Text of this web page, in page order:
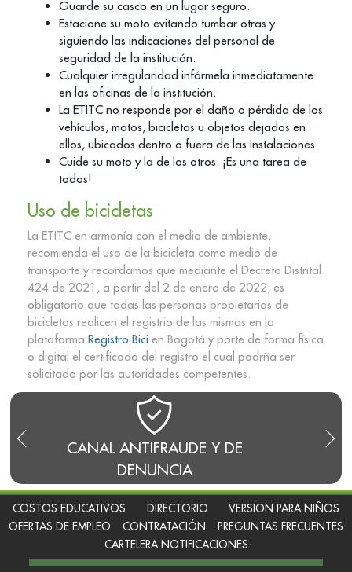
BLOG DEL RECTOR
Guarde su casco en un lugar seguro.
Estacione su moto evitando tumbar otras y
siguiendo las indicaciones del personal de
seguridad de la institución.
Cualquier irregularidad infórmela inmediatamente
en las oficinas de la institución.
La ETITC no responde por el daño o pérdida de los
vehículos, motos, bicicletas u objetos dejados en
ellos, ubicados dentro o fuera de las instalaciones.
Cuide su moto y la de los otros. ¡Es una tarea de
todos!
Uso de bicicletas
La ETITC en armonía con el medio de ambiente,
recomienda el uso de la bicicleta como medio de
transporte y recordamos que mediante el Decreto Distrital
424 de 2021, a partir del 2 de enero de 2022, es
obligatorio que todas las personas propietarias de
bicicletas realicen el registrio de las mismas en la
plataforma Registro Bici en Bogotá y porte de forma física
o digital el certificado del registro el cual podrña ser
solicitado por las autoridades competentes.
COSTOS EDUCATIVOS DIRECTORIO
VERSION PARA NIÑOS
OFERTAS DE EMPLEO
CONTRATACIÓN
PREGUNTAS FRECUENTES
CARTELERA NOTIFICACIONES